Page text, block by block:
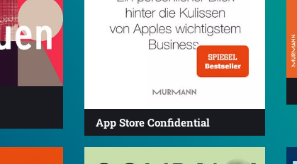
App Store Confidential